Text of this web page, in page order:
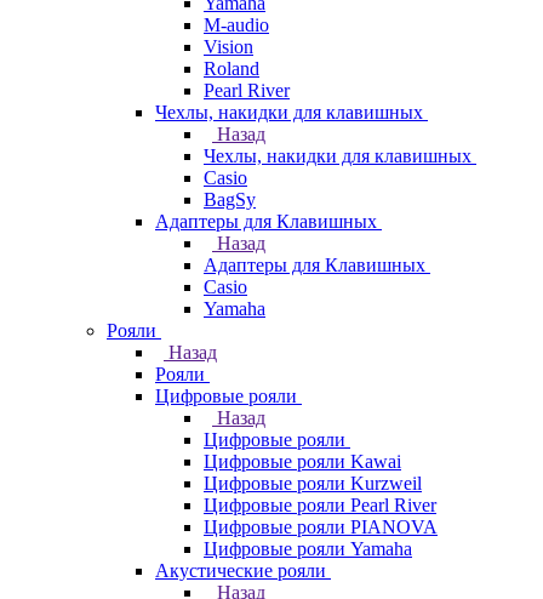
M-audio
Vision
Roland
Pearl River
Чехлы, накидки для клавишных
Назад
Чехлы, накидки для клавишных
Casio
BagSy
Адаптеры для Клавишных
Назад
Адаптеры для Клавишных
Casio
Yamaha
Рояли
Назад
Рояли
Цифровые рояли
Назад
Цифровые рояли
Цифровые рояли Kawai
Цифровые рояли Kurzweil
Цифровые рояли Pearl River
Цифровые рояли PIANOVA
Цифровые рояли Yamaha
Акустические рояли
Назад